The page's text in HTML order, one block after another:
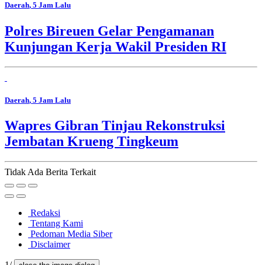
Daerah, 5 Jam Lalu
Polres Bireuen Gelar Pengamanan
Kunjungan Kerja Wakil Presiden RI
Daerah, 5 Jam Lalu
Wapres Gibran Tinjau Rekonstruksi
Jembatan Krueng Tingkeum
Tidak Ada Berita Terkait
Redaksi
Tentang Kami
Pedoman Media Siber
Disclaimer